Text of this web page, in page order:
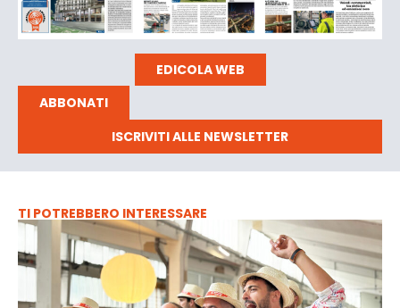
EDICOLA WEB
ABBONATI
ISCRIVITI ALLE NEWSLETTER
TI POTREBBERO INTERESSARE